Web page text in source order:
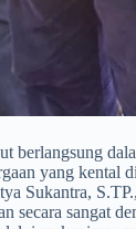
berlangsung
yang
Sukantra,
secara sangat